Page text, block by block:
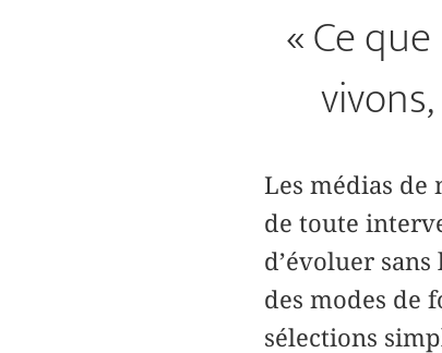
« Ce
Les médias de
de toute
d’évoluer
des modes de
sélections